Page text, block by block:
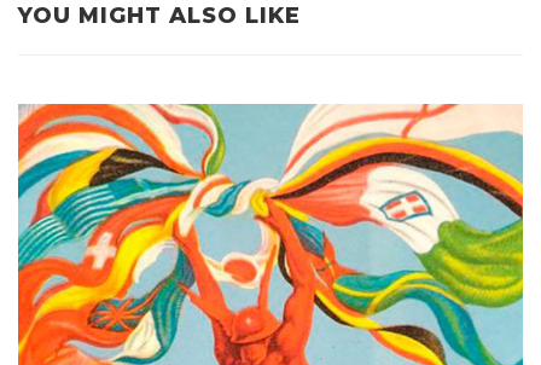
YOU MIGHT ALSO LIKE